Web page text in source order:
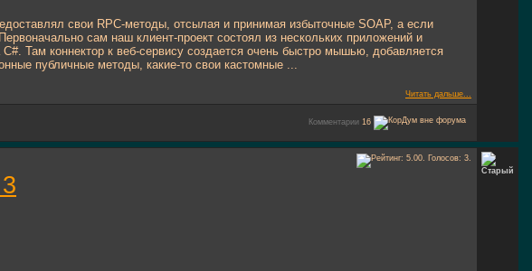
свои RPC-методы, отсылая и принимая избыточные SOAP, а если
сам наш клиент-проект состоял из нескольких приложений и
Там коннектор к веб-сервису создается очень быстро мышью, добавляется
публичные методы, какие-то свои кастомные ...
Читать дальше...
Комментарии 16